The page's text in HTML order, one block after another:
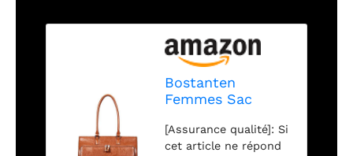
Bostanten
Femmes Sac
Véritable Sac
messager 15.6"
[Assurance qualité]: Si
cet article ne répond